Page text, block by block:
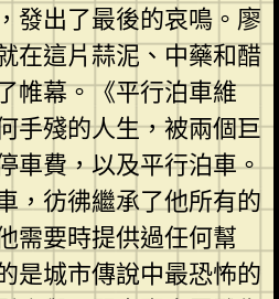
發出了最後的哀鳴。廖
在這片蒜泥、中藥和醋
帷幕。《平行泊車維
手殘的人生，被兩個巨
車費，以及平行泊車。
，彷彿繼承了他所有的
需要時提供過任何幫
是城市傳說中最恐怖的